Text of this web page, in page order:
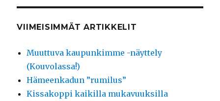
VIIMEISIMMÄT ARTIKKELIT
Muuttuva kaupunkimme -näyttely
(Kouvolassa!)
Hämeenkadun ”rumilus”
Kissakoppi kaikilla mukavuuksilla